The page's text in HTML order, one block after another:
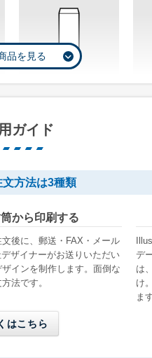
洋形4号タテ
A4三つ折りが入る
洋
長形40号
B4
ガイド
文方法は3種類
から印刷する
後に、郵送・FAX・メール
ザイナーがお送りいただい
インを制作します。面倒な
方法です。
はこちら
デ
は
け
ま